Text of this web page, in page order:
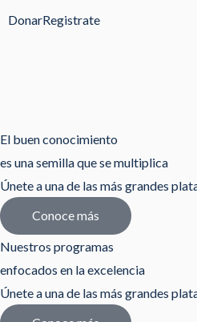
DonarRegistrate
El buen conocimiento
es una semilla que se multiplica
Únete a una de las más grandes
Conoce más
Nuestros programas
enfocados en la excelencia
Únete a una de las más grandes